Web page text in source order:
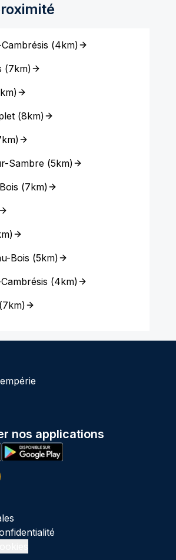
(4km)
(7km)
)
(8km)
)
Sambre(5km)
(7km)
)
Bois (5km)
(4km)
7km)
nos applications